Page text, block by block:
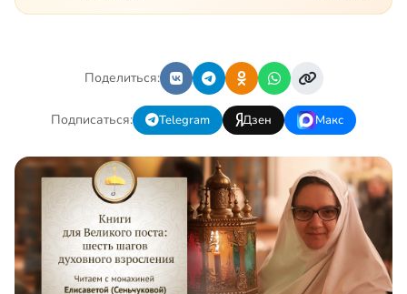
Поделиться:
Подписаться: Telegram Дзен Макс